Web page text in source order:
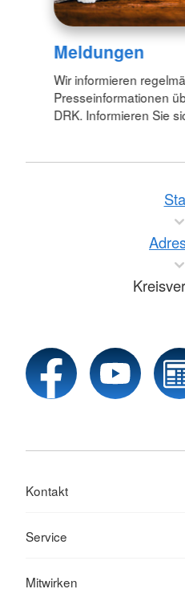
Meldungen
Wir informieren
Presseinformationen
DRK. Informieren Sie
Kontakt
Service
Mitwirken